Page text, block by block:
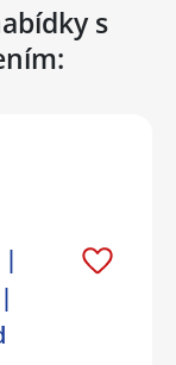
s
|